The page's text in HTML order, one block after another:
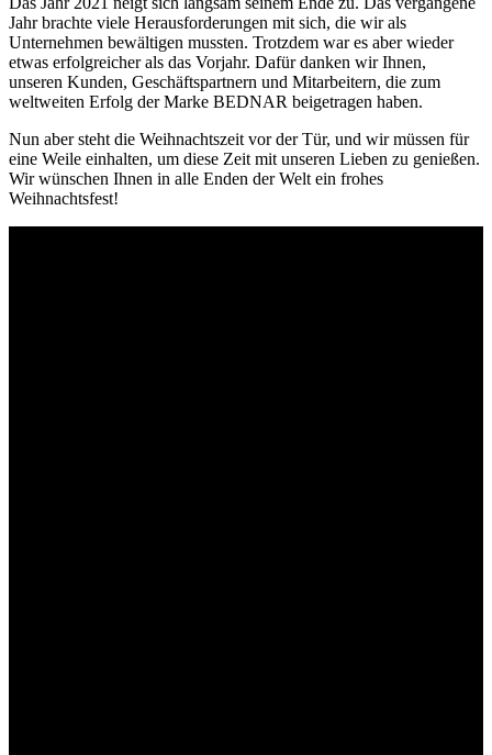
Jahr brachte viele Herausforderungen mit sich, die wir als
Unternehmen bewältigen mussten. Trotzdem war es aber wieder
etwas erfolgreicher als das Vorjahr. Dafür danken wir Ihnen,
unseren Kunden, Geschäftspartnern und Mitarbeitern, die zum
weltweiten Erfolg der Marke BEDNAR beigetragen haben.
Nun aber steht die Weihnachtszeit vor der Tür, und wir müssen für
eine Weile einhalten, um diese Zeit mit unseren Lieben zu genießen.
Wir wünschen Ihnen in alle Enden der Welt ein frohes
Weihnachtsfest!